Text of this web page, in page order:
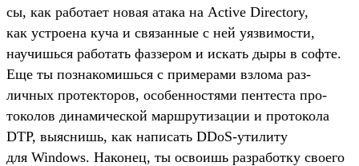
сы, как работа­ет новая ата­ка на Active Directory,
как устро­ена куча и свя­зан­ные с ней уяз­вимос­ти,
научишь­ся работать фаз­зером и искать дыры в соф­те.
Еще ты поз­накомишь­ся с при­мера­ми взло­ма раз­
личных про­тек­торов, осо­бен­ностя­ми пен­теста про­
токо­лов динами­чес­кой мар­шру­тиза­ции и про­токо­ла
DTP, выяс­нишь, как написать DDoS-ути­литу
для Windows. Наконец, ты осво­ишь раз­работ­ку сво­его